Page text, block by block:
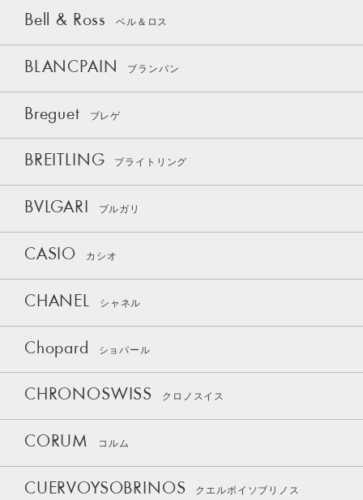
Bell & Ross ベル＆ロス
BLANCPAIN ブランパン
Breguet ブレゲ
BREITLING ブライトリング
BVLGARI ブルガリ
CASIO カシオ
CHANEL シャネル
Chopard ショパール
CHRONOSWISS クロノスイス
CORUM コルム
CUERVOYSOBRINOS クエルボイソブリノス